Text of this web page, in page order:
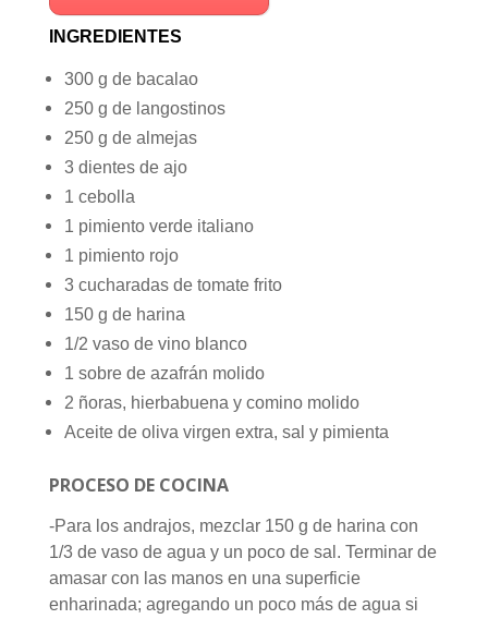
INGREDIENTES
300 g de bacalao
250 g de langostinos
250 g de almejas
3 dientes de ajo
1 cebolla
1 pimiento verde italiano
1 pimiento rojo
3 cucharadas de tomate frito
150 g de harina
1/2 vaso de vino blanco
1 sobre de azafrán molido
2 ñoras, hierbabuena y comino molido
Aceite de oliva virgen extra, sal y pimienta
PROCESO DE COCINA
-Para los andrajos, mezclar 150 g de harina con
1/3 de vaso de agua y un poco de sal. Terminar de
amasar con las manos en una superficie
enharinada; agregando un poco más de agua si